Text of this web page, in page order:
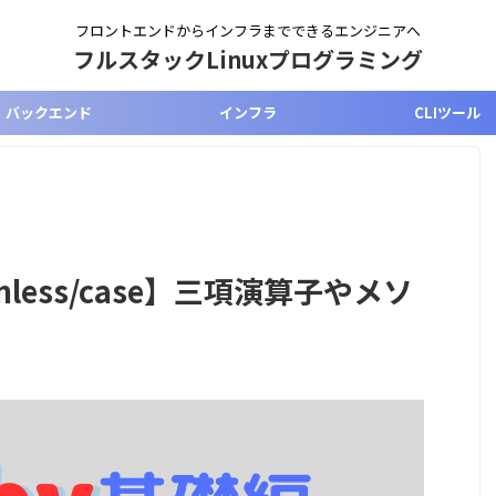
フロントエンドからインフラまでできるエンジニアへ
フルスタックLinuxプログラミング
バックエンド インフラ CLIツール
case】三項演算子やメソ